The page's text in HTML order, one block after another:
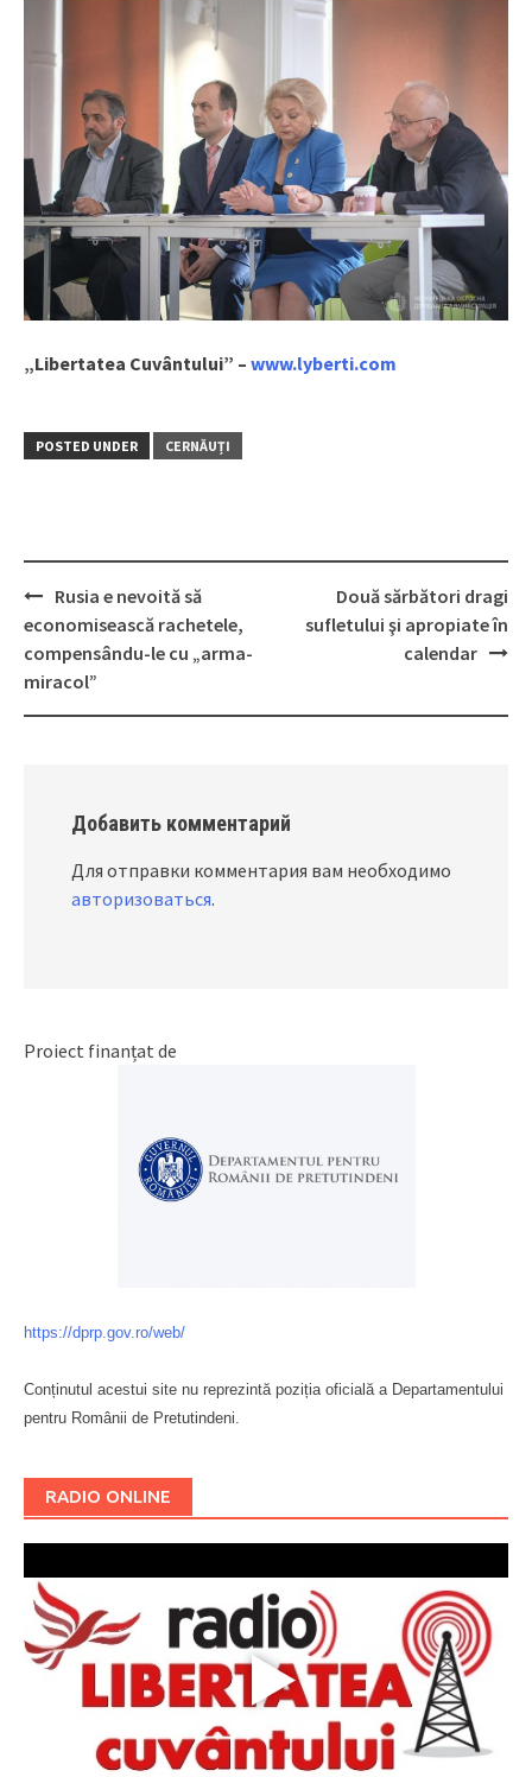
„Libertatea Cuvântului” – www.lyberti.com
POSTED UNDER CERNĂUȚI
Post
navigation
Rusia e nevoită să
economisească rachetele,
compensându-le cu „arma-
miracol”
Două sărbători dragi
sufletului şi apropiate în
calendar
Добавить комментарий
Для отправки комментария вам необходимо
авторизоваться.
Proiect finanțat de
https://dprp.gov.ro/web/
Conținutul acestui site nu reprezintă poziția oficială a Departamentului
pentru Românii de Pretutindeni.
RADIO ONLINE